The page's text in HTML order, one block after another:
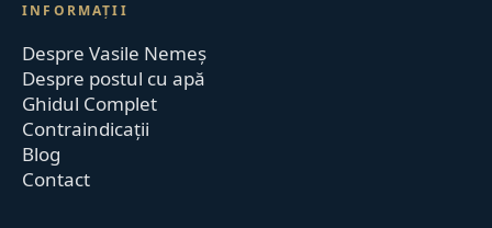
INFORMAȚII
Despre Vasile Nemeș
Despre postul cu apă
Ghidul Complet
Contraindicații
Blog
Contact